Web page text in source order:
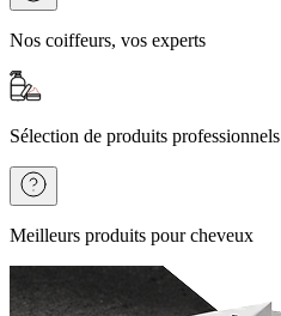
Nos coiffeurs, vos experts
Sélection de produits professionnels
Meilleurs produits pour cheveux